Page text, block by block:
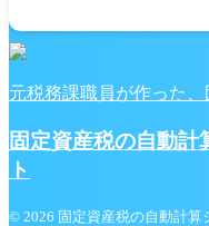
元税務課職員が作った
固定資産税の自動計
ト
© 2026 固定資産税の自動計算